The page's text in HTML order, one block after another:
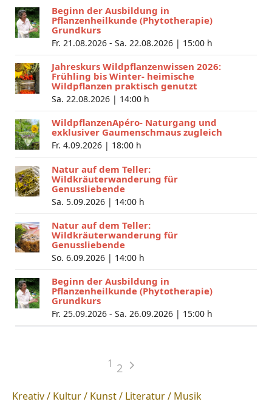
Beginn der Ausbildung in
Pflanzenheilkunde (Phytotherapie)
Grundkurs
Fr. 21.08.2026 - Sa. 22.08.2026 | 15:00 h
Jahreskurs Wildpflanzenwissen 2026:
Frühling bis Winter- heimische
Wildpflanzen praktisch genutzt
Sa. 22.08.2026 | 14:00 h
WildpflanzenApéro- Naturgang und
exklusiver Gaumenschmaus zugleich
Fr. 4.09.2026 | 18:00 h
Natur auf dem Teller:
Wildkräuterwanderung für
Genussliebende
Sa. 5.09.2026 | 14:00 h
Natur auf dem Teller:
Wildkräuterwanderung für
Genussliebende
So. 6.09.2026 | 14:00 h
Beginn der Ausbildung in
Pflanzenheilkunde (Phytotherapie)
Grundkurs
Fr. 25.09.2026 - Sa. 26.09.2026 | 15:00 h
1 2
Kreativ / Kultur / Kunst / Literatur / Musik